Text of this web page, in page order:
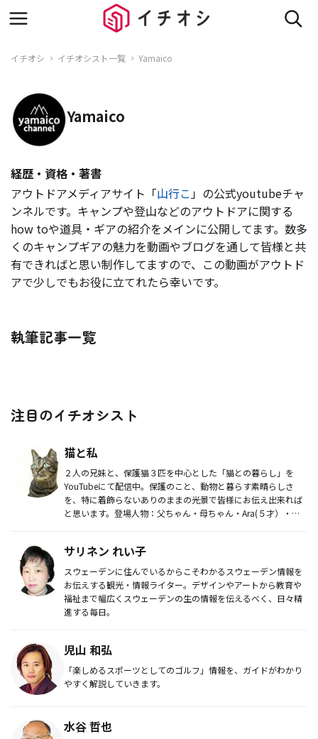
イチオシ イチオシスト一覧 Yamaico
Yamaico
経歴・資格・著書
アウトドアメディアサイト「山行こ 」の公式youtubeチャ
ンネルです。キャンプや登山などのアウトドアに関する
how toや道具・ギアの紹介をメインに公開してます。数多
くのキャンプギアの魅力を動画やブログを通して皆様と共
有できればと思い制作してますので、この動画がアウトド
アで少しでもお役に立てれたら幸いです。
執筆記事一覧
注目のイチオシスト
猫と私
２人の兄妹と、保護猫３匹を中心とした「猫との暮らし」を
YouTubeにて配信中。保護のこと、動物と暮らす素晴らしさ
を、特に着飾らないありのままの光景で皆様にお伝え出来れば
と思います。登場人物：父ちゃん・母ちゃん・Ara(５才）・
サリネン れい子
スウェーデンに住んでいるからこそわかるスウェーデン情報を
お伝えする観光・情報ライター。デザインやアートから教育や
福祉まで幅広くスウェーデンの生の情報を伝えるべく、日々精
進する毎日。
児山 和弘
「楽しめるスポーツとしてのゴルフ」情報を、ガイドがわかり
やすく解説していきます。
水谷 哲也